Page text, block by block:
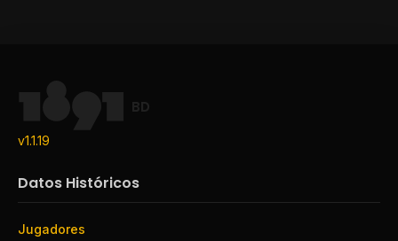
BD
v1.1.19
Datos Históricos
Jugadores